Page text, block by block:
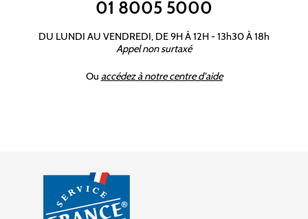
01 8005 5000
DU LUNDI AU VENDREDI, DE 9H À 12H - 13h30 À 18h
Appel non surtaxé
Ou accédez à notre centre d'aide